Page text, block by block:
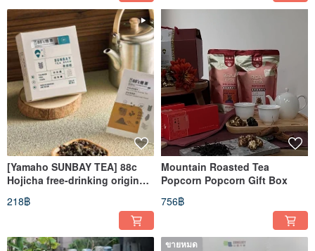
[Yamaho SUNBAY TEA] 88c
Hojicha free-drinking original
leaf tea bags 6 pieces/suitable
for cold brew tea
218฿
Mountain Roasted Tea
Popcorn Popcorn Gift Box
756฿
ขายหมด